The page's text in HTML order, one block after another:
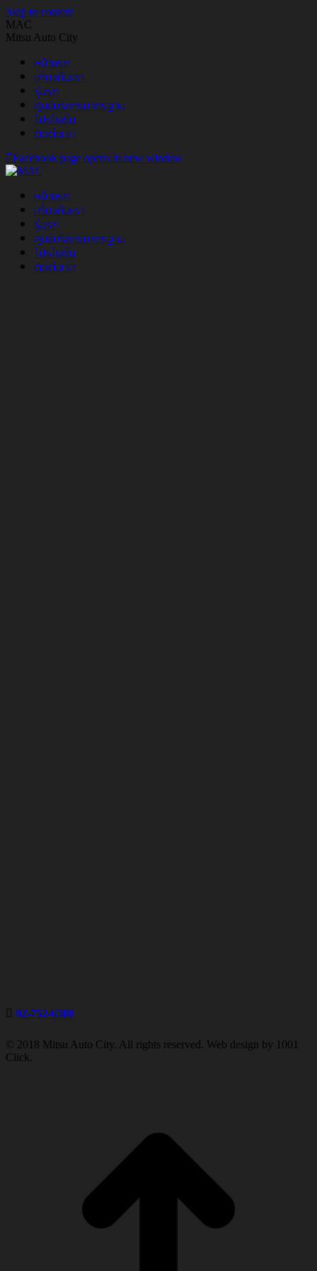
Skip to content
MAC
Mitsu Auto City
หน้าแรก
เกี่ยวกับเรา
รุ่นรถ
ศูนย์บริการมาตรฐาน
โปรโมชั่น
ติดต่อเรา
Facebook page opens in new window
หน้าแรก
เกี่ยวกับเรา
รุ่นรถ
ศูนย์บริการมาตรฐาน
โปรโมชั่น
ติดต่อเรา
02-752-6500
© 2018 Mitsu Auto City. All rights reserved. Web design by 1001
Click.